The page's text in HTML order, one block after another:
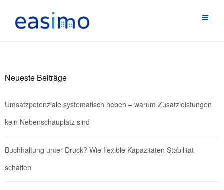
Neueste Beiträge
Umsatzpotenziale systematisch heben – warum Zusatzleistungen
kein Nebenschauplatz sind
Buchhaltung unter Druck? Wie flexible Kapazitäten Stabilität
schaffen